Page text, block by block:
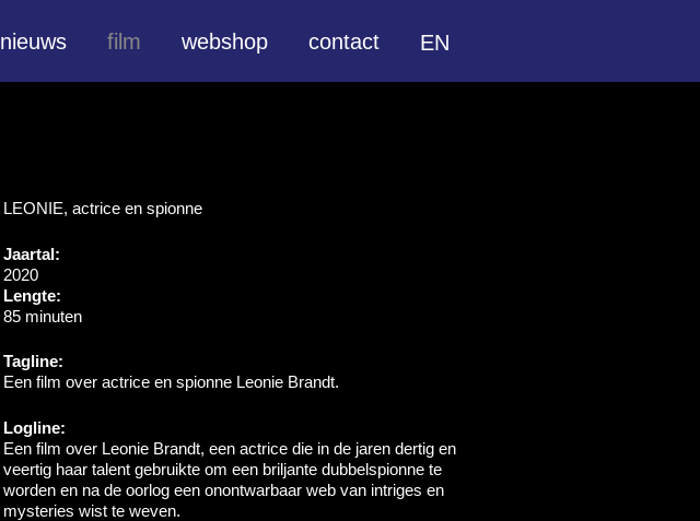
nieuws film webshop contact EN
LEONIE, actrice en spionne
Jaartal:
2020
Lengte:
85 minuten
Tagline:
Een film over actrice en spionne Leonie Brandt.
Logline:
Een film over Leonie Brandt, een actrice die in de jaren dertig en
veertig haar talent gebruikte om een briljante dubbelspionne te
worden en na de oorlog een onontwarbaar web van intriges en
mysteries wist te weven.